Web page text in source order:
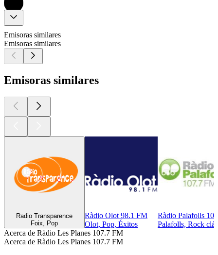
Emisoras similares
Emisoras similares
Emisoras similares
Radio Transparence
Foix, Pop
Ràdio Olot 98.1 FM
Olot, Pop, Éxitos
Ràdio Palafolls
Palafolls, Rock
Acerca de Ràdio Les Planes 107.7 FM
Acerca de Ràdio Les Planes 107.7 FM